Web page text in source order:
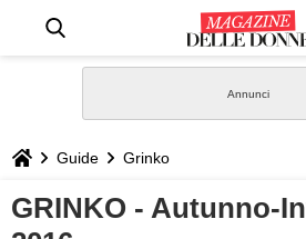
STILE
Guide Grinko
GRINKO - Autunno-